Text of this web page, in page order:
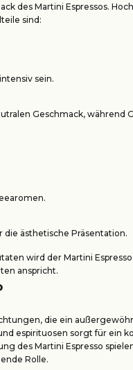
des Martini Espressos.
sind:
sein.
Geschmack, während
ästhetische Präsentation.
wird der Martini
anspricht.
die ein
espirituosen sorgt für ein
des Martini Espresso
Rolle.